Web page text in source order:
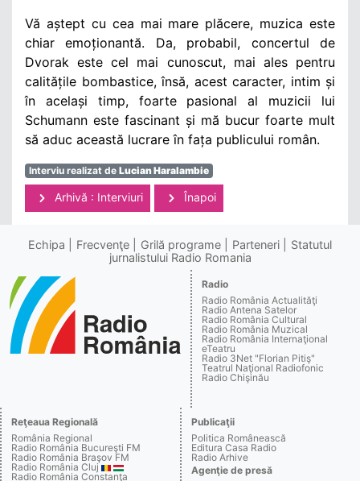
Vă aștept cu cea mai mare plăcere, muzica este
chiar emoționantă. Da, probabil, concertul de
Dvorak este cel mai cunoscut, mai ales pentru
calitățile bombastice, însă, acest caracter, intim și
în același timp, foarte pasional al muzicii lui
Schumann este fascinant și mă bucur foarte mult
să aduc această lucrare în fața publicului român.
Interviu realizat de Lucian Haralambie
Arhivă : Interviuri Înapoi
Echipa Frecvenţe Grilă programe Parteneri
Statutul
jurnalistului Radio Romania
Radio
Radio România Actualităţi
Radio Antena Satelor
Radio România Cultural
Radio România Muzical
Radio România Internaţional
eTeatru
Radio 3Net "Florian Pitiş"
Teatrul Naţional Radiofonic
Radio Chişinău
Reţeaua Regională
România Regional
Radio România Bucureşti FM
Radio România Braşov FM
Radio România Cluj
Radio România Constanţa
Publicaţii
Politica Românească
Editura Casa Radio
Radio Arhive
Agenţie de presă